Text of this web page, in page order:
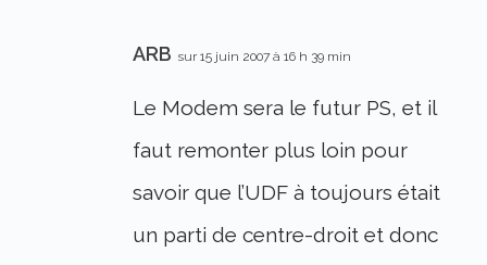
ARB sur 15 juin 2007 à 16 h 39 min
Le Modem sera le futur PS, et il
faut remonter plus loin pour
savoir que l’UDF à toujours était
un parti de centre-droit et donc